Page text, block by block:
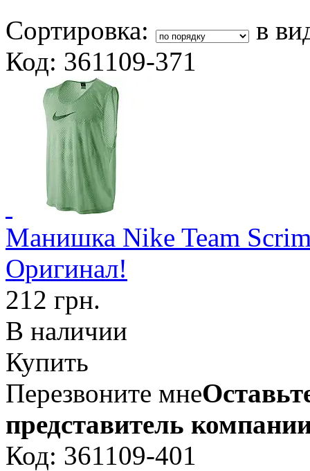
Сортировка:
в
Код: 361109-371
Манишка Nike Team
Оригинал!
212 грн.
В наличии
Купить
Перезвоните мне
представитель
Код: 361109-401